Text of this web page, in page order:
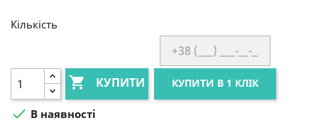
Кількість
 КУПИТИ КУПИТИ В 1 КЛІК
 В наявності